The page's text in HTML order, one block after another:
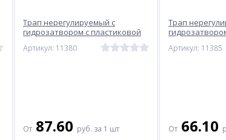
Трап нерегулируемый с
гидрозатвором с пластиковой
решёткой 150х150мм
вертикальный выпуск RTP
Артикул: 11380
От 87.60 руб. за 1 шт
Трап
решёткой
Артикул: 11385
От 66.10